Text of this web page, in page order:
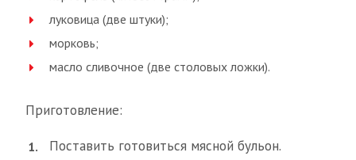
луковица (две штуки);
морковь;
масло сливочное (две столовых ложки).
Приготовление:
Поставить готовиться мясной бульон.